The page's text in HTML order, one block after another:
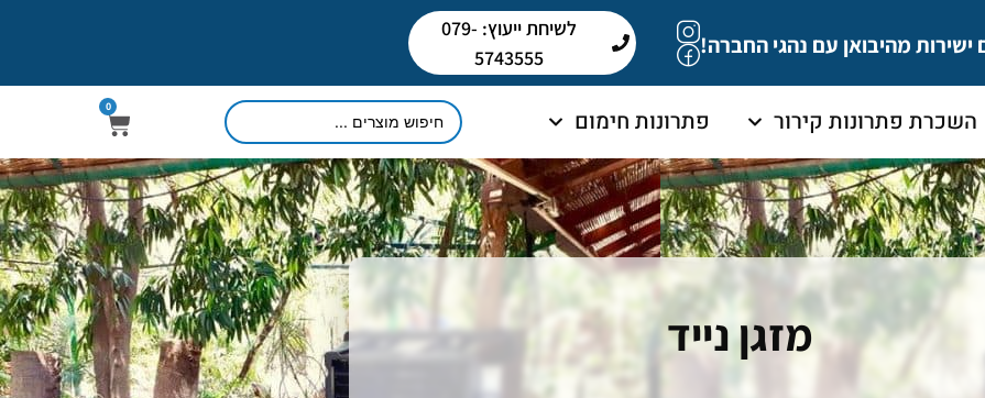
ישירות מהיבואן עם נהגי החברה!
לשיחת ייעוץ: 079-
5743555
השכרת פתרונות קירור פתרונות חימום 0
מזגן נייד